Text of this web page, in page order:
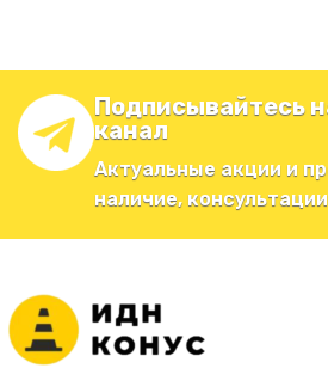
Подписывайтесь
канал
Актуальные акции и
наличие,